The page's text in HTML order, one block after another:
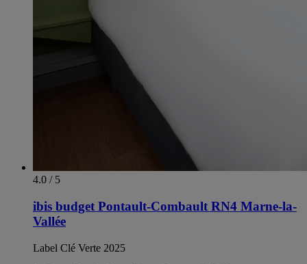
4.0 / 5
ibis budget Pontault-Combault RN4 Marne-la-
Vallée
Label Clé Verte 2025